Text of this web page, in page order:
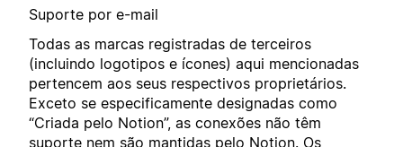
Suporte por e-mail
Todas as marcas registradas de terceiros
(incluindo logotipos e ícones) aqui mencionadas
pertencem aos seus respectivos proprietários.
Exceto se especificamente designadas como
“Criada pelo Notion”, as conexões não têm
suporte nem são mantidas pelo Notion. Os